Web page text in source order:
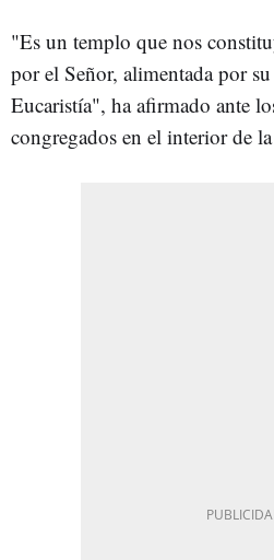
"Es un templo que nos
por el Señor, alimentada por
Eucaristía", ha afirmado ante
congregados en el interior de